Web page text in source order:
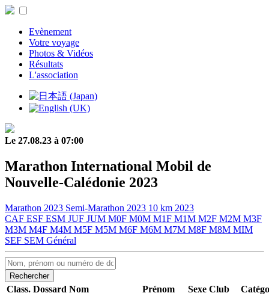
Evènement
Votre voyage
Photos & Vidéos
Résultats
L'association
Le 27.08.23 à 07:00
Marathon International Mobil de
Nouvelle-Calédonie 2023
Marathon 2023 Semi-Marathon 2023 10 km 2023
CAF ESF ESM JUF JUM M0F M0M M1F M1M M2F M2M M3F
M3M M4F M4M M5F M5M M6F M6M M7M M8F M8M MIM
SEF SEM Général
Rechercher
Class. Dossard Nom Prénom Sexe Club